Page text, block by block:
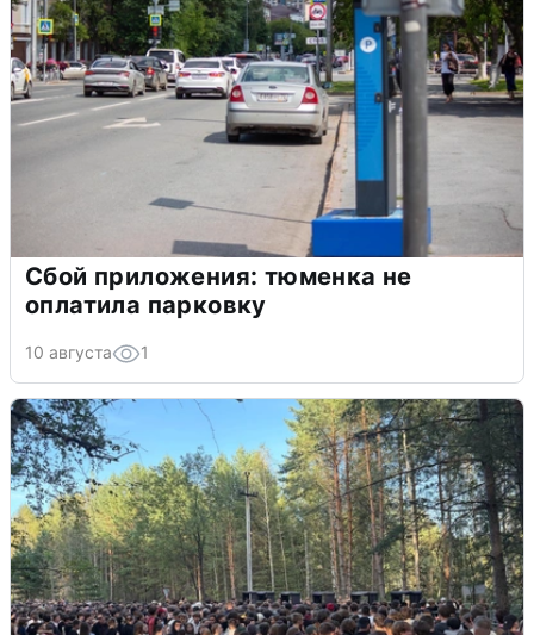
Сбой приложения: тюменка не
оплатила парковку
10 августа 1